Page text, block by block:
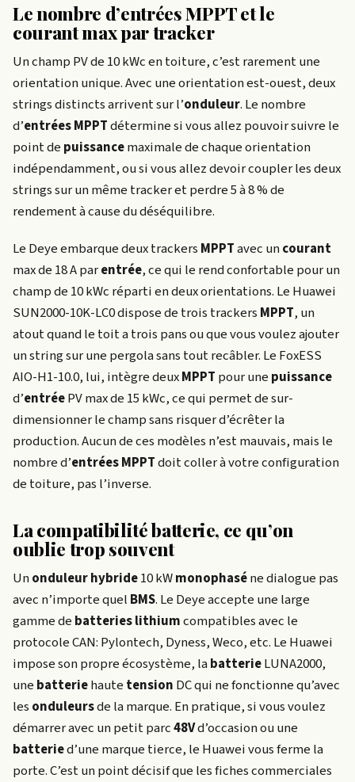
Le nombre d’entrées MPPT et le
courant max par tracker
Un champ PV de 10 kWc en toiture, c’est rarement une
orientation unique. Avec une orientation est-ouest, deux
strings distincts arrivent sur l’onduleur. Le nombre
d’entréesMPPTdétermine si vous allez pouvoir suivre le
point de puissancemaximale de chaque orientation
indépendamment, ou si vous allez devoir coupler les deux
strings sur un même tracker et perdre 5 à 8 % de
rendement à cause du déséquilibre.
Le Deye embarque deux trackers MPPTavec uncourant
max de 18 A parentrée, ce qui le rend confortable pour un
champ de 10 kWc réparti en deux orientations. Le Huawei
SUN2000-10K-LC0 dispose de trois trackers MPPT, un
atout quand le toit a trois pans ou que vous voulez ajouter
un string sur une pergola sans tout recâbler. Le FoxESS
AIO-H1-10.0, lui, intègre deuxMPPT pour une puissance
d’entréePV max de 15 kWc, ce qui permet de sur-
dimensionner le champ sans risquer d’écrêter la
production. Aucun de ces modèles n’est mauvais, mais le
nombre d’entréesMPPTdoit coller à votre configuration
de toiture, pas l’inverse.
La compatibilité batterie, ce qu’on
oublie trop souvent
Unonduleur hybride10 kWmonophaséne dialogue pas
avec n’importe quel BMS. Le Deye accepte une large
gamme de batterieslithiumcompatibles avec le
protocole CAN: Pylontech, Dyness, Weco, etc. Le Huawei
impose son propre écosystème, labatterieLUNA2000,
une batteriehaute tension DC qui ne fonctionne qu’avec
les onduleursde la marque. En pratique, si vous voulez
démarrer avec un petit parc48Vd’occasion ou une
batteried’une marque tierce, le Huawei vous ferme la
porte. C’est un point décisif que les fiches commerciales